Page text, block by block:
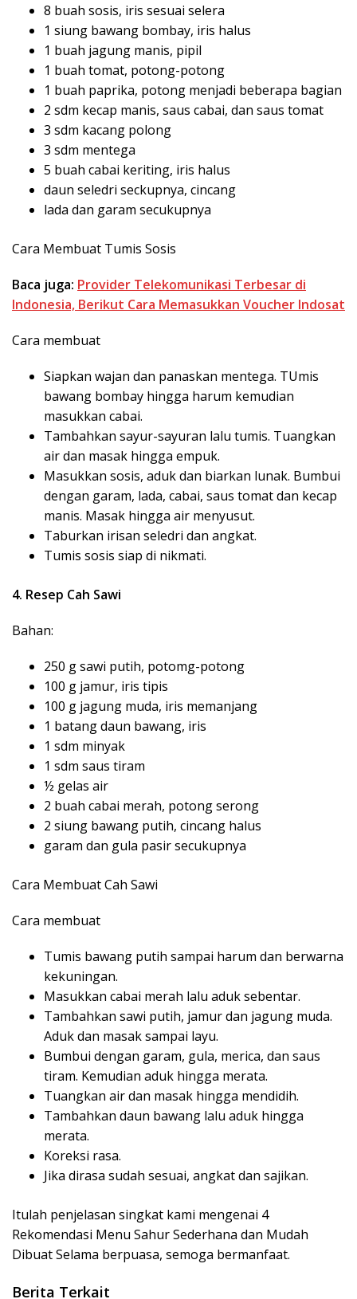
8 buah sosis, iris sesuai selera
1 siung bawang bombay, iris halus
1 buah jagung manis, pipil
1 buah tomat, potong-potong
1 buah paprika, potong menjadi beberapa bagian
2 sdm kecap manis, saus cabai, dan saus tomat
3 sdm kacang polong
3 sdm mentega
5 buah cabai keriting, iris halus
daun seledri seckupnya, cincang
lada dan garam secukupnya
Cara Membuat Tumis Sosis
Baca juga: Provider Telekomunikasi Terbesar di
Indonesia, Berikut Cara Memasukkan Voucher Indosat
Cara membuat
Siapkan wajan dan panaskan mentega. TUmis
bawang bombay hingga harum kemudian
masukkan cabai.
Tambahkan sayur-sayuran lalu tumis. Tuangkan
air dan masak hingga empuk.
Masukkan sosis, aduk dan biarkan lunak. Bumbui
dengan garam, lada, cabai, saus tomat dan kecap
manis. Masak hingga air menyusut.
Taburkan irisan seledri dan angkat.
Tumis sosis siap di nikmati.
4. Resep Cah Sawi
Bahan:
250 g sawi putih, potomg-potong
100 g jamur, iris tipis
100 g jagung muda, iris memanjang
1 batang daun bawang, iris
1 sdm minyak
1 sdm saus tiram
½ gelas air
2 buah cabai merah, potong serong
2 siung bawang putih, cincang halus
garam dan gula pasir secukupnya
Cara Membuat Cah Sawi
Cara membuat
Tumis bawang putih sampai harum dan berwarna
kekuningan.
Masukkan cabai merah lalu aduk sebentar.
Tambahkan sawi putih, jamur dan jagung muda.
Aduk dan masak sampai layu.
Bumbui dengan garam, gula, merica, dan saus
tiram. Kemudian aduk hingga merata.
Tuangkan air dan masak hingga mendidih.
Tambahkan daun bawang lalu aduk hingga
merata.
Koreksi rasa.
Jika dirasa sudah sesuai, angkat dan sajikan.
Itulah penjelasan singkat kami mengenai 4
Rekomendasi Menu Sahur Sederhana dan Mudah
Dibuat Selama berpuasa, semoga bermanfaat.
Berita Terkait